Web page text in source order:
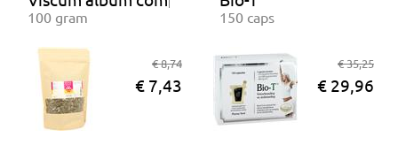
100 gram
€ 8,74
€ 7,43
150 caps
€ 35,25
€ 29,96